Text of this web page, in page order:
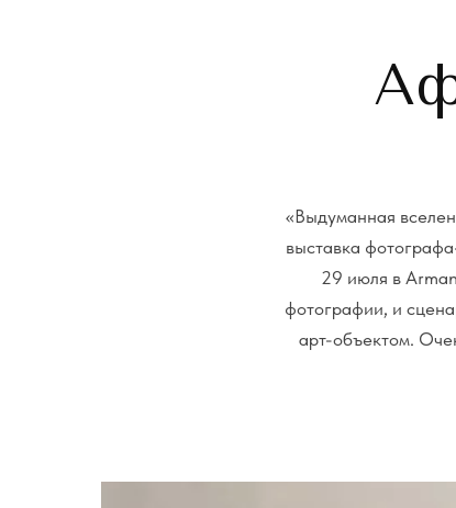
«Выдуманная
выставка
29 июля в
фотографии, и
арт-объектом.